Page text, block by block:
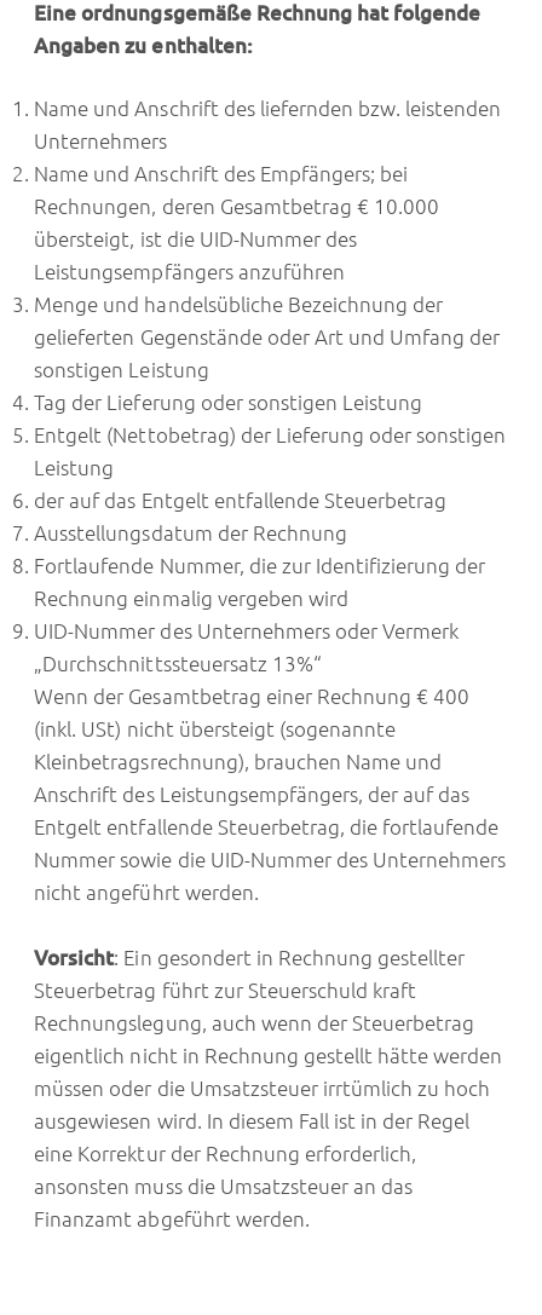
Eine ordnungsgemäße Rechnung hat folgende
Angaben zu enthalten:
Name und Anschrift des liefernden bzw. leistenden
Unternehmers
Name und Anschrift des Empfängers; bei
Rechnungen, deren Gesamtbetrag € 10.000
übersteigt, ist die UID-Nummer des
Leistungsempfängers anzuführen
Menge und handelsübliche Bezeichnung der
gelieferten Gegenstände oder Art und Umfang der
sonstigen Leistung
Tag der Lieferung oder sonstigen Leistung
Entgelt (Nettobetrag) der Lieferung oder sonstigen
Leistung
der auf das Entgelt entfallende Steuerbetrag
Ausstellungsdatum der Rechnung
Fortlaufende Nummer, die zur Identifizierung der
Rechnung einmalig vergeben wird
UID-Nummer des Unternehmers oder Vermerk
„Durchschnittssteuersatz 13%“
Wenn der Gesamtbetrag einer Rechnung € 400
(inkl. USt) nicht übersteigt (sogenannte
Kleinbetragsrechnung), brauchen Name und
Anschrift des Leistungsempfängers, der auf das
Entgelt entfallende Steuerbetrag, die fortlaufende
Nummer sowie die UID-Nummer des Unternehmers
nicht angeführt werden.
Vorsicht: Ein gesondert in Rechnung gestellter
Steuerbetrag führt zur Steuerschuld kraft
Rechnungslegung, auch wenn der Steuerbetrag
eigentlich nicht in Rechnung gestellt hätte werden
müssen oder die Umsatzsteuer irrtümlich zu hoch
ausgewiesen wird. In diesem Fall ist in der Regel
eine Korrektur der Rechnung erforderlich,
ansonsten muss die Umsatzsteuer an das
Finanzamt abgeführt werden.